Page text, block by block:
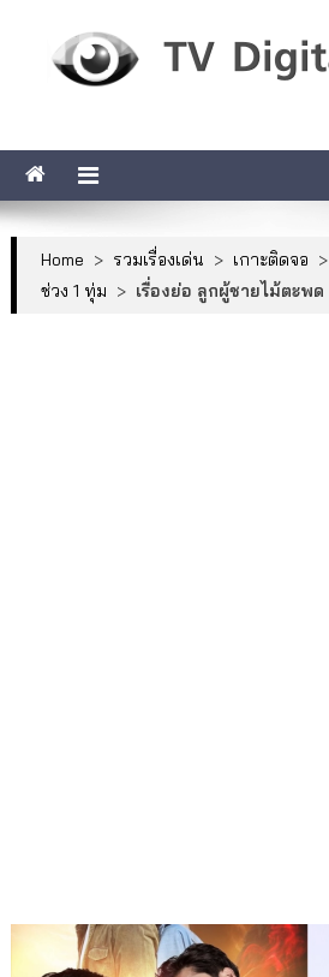
Home > รวมเรื่องเด่น > เกาะติดจอ >
ช่วง 1 ทุ่ม > เรื่องย่อ ลูกผู้ชายไม้ตะพด